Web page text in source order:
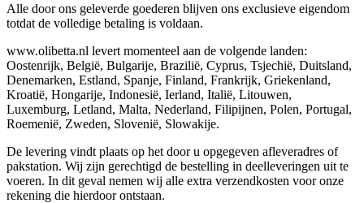
Alle door ons geleverde goederen blijven ons exclusieve eigendom
totdat de volledige betaling is voldaan.
www.olibetta.nl levert momenteel aan de volgende landen:
Oostenrijk, België, Bulgarije, Brazilië, Cyprus, Tsjechië, Duitsland,
Denemarken, Estland, Spanje, Finland, Frankrijk, Griekenland,
Kroatië, Hongarije, Indonesië, Ierland, Italië, Litouwen,
Luxemburg, Letland, Malta, Nederland, Filipijnen, Polen, Portugal,
Roemenië, Zweden, Slovenië, Slowakije.
De levering vindt plaats op het door u opgegeven afleveradres of
pakstation. Wij zijn gerechtigd de bestelling in deelleveringen uit te
voeren. In dit geval nemen wij alle extra verzendkosten voor onze
rekening die hierdoor ontstaan.